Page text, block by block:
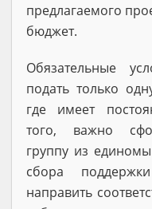
предлагаемого
бюджет.
Обязательные
подать только
где имеет
того, важно
группу из
сбора
направить